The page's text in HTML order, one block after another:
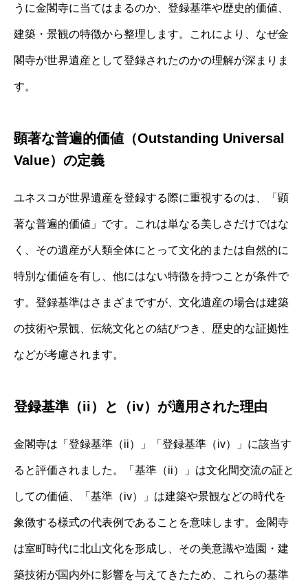
うに金閣寺に当てはまるのか、登録基準や歴史的価値、
建築・景観の特徴から整理します。これにより、なぜ金
閣寺が世界遺産として登録されたのかの理解が深まりま
す。
顕著な普遍的価値（Outstanding Universal
Value）の定義
ユネスコが世界遺産を登録する際に重視するのは、「顕
著な普遍的価値」です。これは単なる美しさだけではな
く、その遺産が人類全体にとって文化的または自然的に
特別な価値を有し、他にはない特徴を持つことが条件で
す。登録基準はさまざまですが、文化遺産の場合は建築
の技術や景観、伝統文化との結びつき、歴史的な証拠性
などが考慮されます。
登録基準（ii）と（iv）が適用された理由
金閣寺は「登録基準（ii）」「登録基準（iv）」に該当す
ると評価されました。「基準（ii）」は文化間交流の証と
しての価値、「基準（iv）」は建築や景観などの時代を
象徴する様式の代表例であることを意味します。金閣寺
は室町時代に北山文化を形成し、その美意識や造園・建
築技術が国内外に影響を与えてきたため、これらの基準